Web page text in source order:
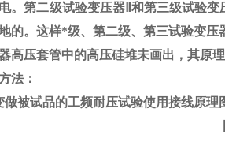
。第二级试验变压器Ⅱ和第三级试验
的。这样*级、第二级、第三试验变压
高压套管中的高压硅堆未画出，其原理
法：
做被试品的工频耐压试验使用接线原理